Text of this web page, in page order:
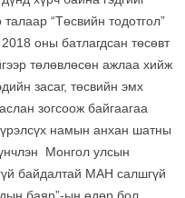
“Төсвийн тодотгол”
оны батлагдсан төсөвт
төлөвлөсөн ажлаа хийж
засаг, төсвийн эмх
зогсоож байгаагаа
намын анхан шатны
Монгол улсын
байдалтай МАН салшгүй